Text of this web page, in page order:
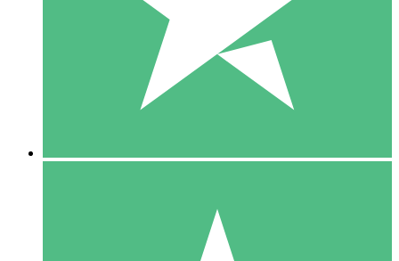
1 Téléchargement
10 00
10 Téléchargements
20 00